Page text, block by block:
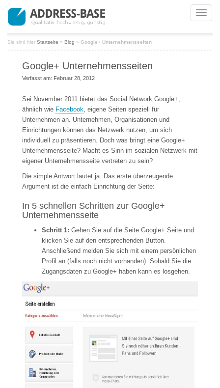
Toggle
Sie sind hier Startseite » Blog » Google+ Unternehmensseiten
Google+ Unternehmensseiten
Verfasst am: Februar 28, 2012
Sei November 2011 bietet das Social Network Google+,
ähnlich wie Facebook, eigene Seiten speziell für
Unternehmen an. Unternehmen, Organisationen und
Einrichtungen können das Netzwerk nutzen, um sich
individuell zu präsentieren. Doch was bringt eine Google+
Unternehmensseite? Macht es Sinn im sozialen Netzwerk mit
eigener Unternehmensseite vertreten zu sein?
Die simple Antwort lautet ja. Das erste überzeugende
Argument ist die einfach Einrichtung der Seite:
In 5 schnellen Schritten zur Google+
Unternehmensseite
Schritt 1: Gehen Sie auf die Seite Google+ Seite und
klicken Sie auf den entsprechenden Button.
Anschließend melden Sie sich mit einem persönlichen
Profil an (falls noch nicht vorhanden). Sobald Sie die
Zugangsdaten zu Google+ haben kann es losgehen.